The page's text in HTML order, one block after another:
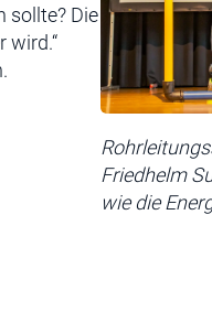
sollte? Die
wird.“
Friedhelm
wie die